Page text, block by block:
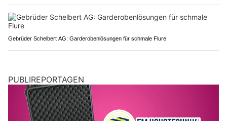
Gebrüder Schelbert AG: Garderobenlösungen für schmale Flure
PUBLIREPORTAGEN